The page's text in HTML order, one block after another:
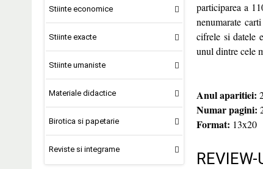
Stiinte economice
Stiinte exacte
Stiinte umaniste
Materiale didactice
Birotica si papetarie
Reviste si integrame
participarea a
nenumarate
cifrele si datele
unul dintre cele
Anul aparitiei:
Numar pagini:
Format: 13x20
REVIEW-